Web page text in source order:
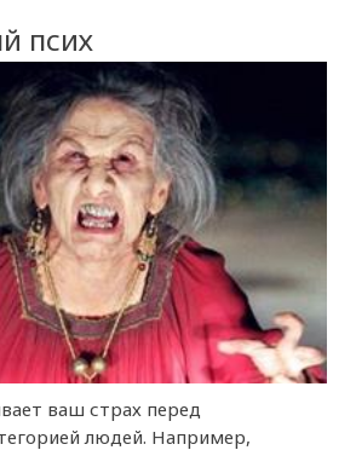
псих
ваш страх перед
людей. Например,